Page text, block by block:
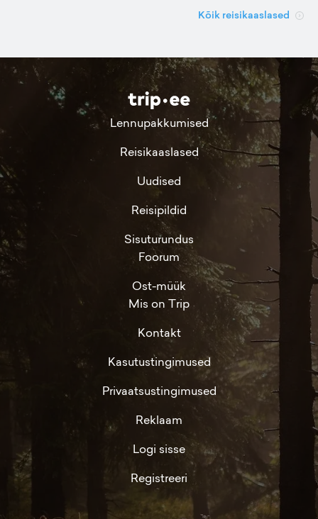
Kõik reisikaaslased
Lennupakkumised
Reisikaaslased
Uudised
Reisipildid
Sisuturundus
Foorum
Ost-müük
Mis on Trip
Kontakt
Kasutustingimused
Privaatsustingimused
Reklaam
Logi sisse
Registreeri